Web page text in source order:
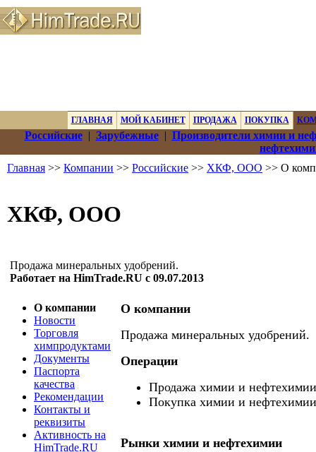
ГЛАВНАЯ МОЙ КАБИНЕТ ПРОДАЖА ПОКУПКА
Российские| Зарубежные| Производители химии и
Главная >> Компании >> Российские >> ХКФ, ООО >> О
ХКФ, ООО
Продажа минеральных удобрений.
Работает на HimTrade.RU с 09.07.2013
О компании
Новости
Торговля
химпродуктами
Документы
Паспорта
качества
Рекомендации
Контакты и
реквизиты
Активность на
HimTrade.RU
О компании
Продажа минеральных удобрений.
Операции
Продажа химии и нефтехимии
Покупка химии и нефтехимии
Рынки химии и нефтехимии